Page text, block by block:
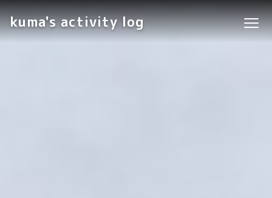
kuma's activity log